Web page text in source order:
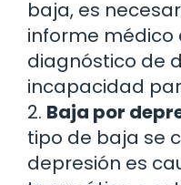
baja, es
informe médico
diagnóstico de
incapacidad
2. Baja por
tipo de baja se
depresión es